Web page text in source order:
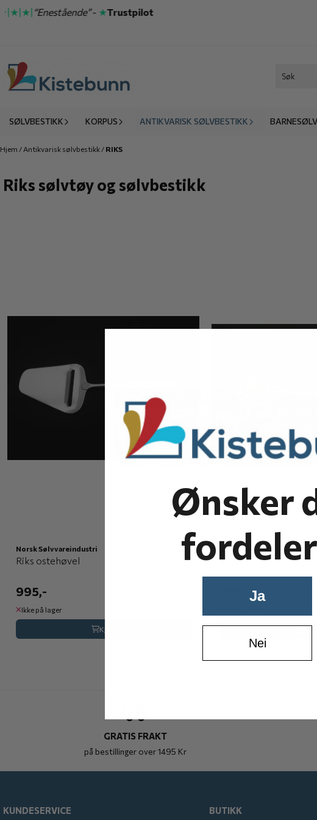
Hopp til innhold
“Enestående”-★ Trustpilot
SØLVBESTIKK KORPUS ANTIKVARISK SØLVBESTIKK BARNESØLV
Hjem / Antikvarisk sølvbestikk / RIKS
Riks sølvtøy og sølvbestikk
Norsk Sølvvareindustri
Riks ostehøvel
995,-
Ikke på lager
Kjøp
Norsk Sølvvareindustri
Riks teskje
GRATIS FRAKT
på bestillinger over 1495 Kr
KUNDESERVICE BUTIKK
Ønsker
Ja
Nei